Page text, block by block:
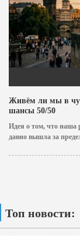
Живём ли мы в
шансы 50/50
Идея о том, что наша
давно вышла за
Топ новости: